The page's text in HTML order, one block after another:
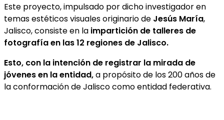
Este proyecto, impulsado por dicho investigador en
temas estéticos visuales originario de Jesús María,
Jalisco, consiste en la impartición de talleres de
fotografía en las 12 regiones de Jalisco.
Esto, con la intención de registrar la mirada de
jóvenes en la entidad,a propósito de los 200 años de
la conformación de Jalisco como entidad federativa.